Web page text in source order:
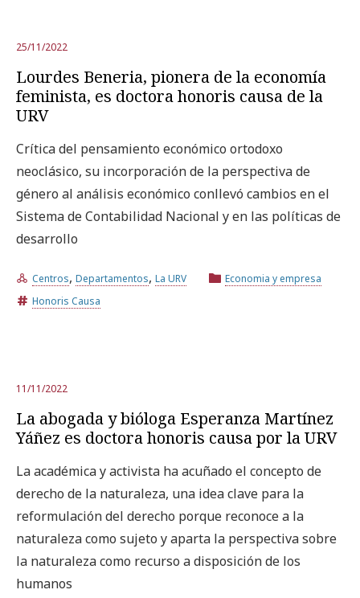
25/11/2022
Lourdes Beneria, pionera de la economía
feminista, es doctora honoris causa de la
URV
Crítica del pensamiento económico ortodoxo
neoclásico, su incorporación de la perspectiva de
género al análisis económico conllevó cambios en el
Sistema de Contabilidad Nacional y en las políticas de
desarrollo
Centros, Departamentos, La URV
Economia y empresa
Honoris Causa
11/11/2022
La abogada y bióloga Esperanza Martínez
Yáñez es doctora honoris causa por la URV
La académica y activista ha acuñado el concepto de
derecho de la naturaleza, una idea clave para la
reformulación del derecho porque reconoce a la
naturaleza como sujeto y aparta la perspectiva sobre
la naturaleza como recurso a disposición de los
humanos